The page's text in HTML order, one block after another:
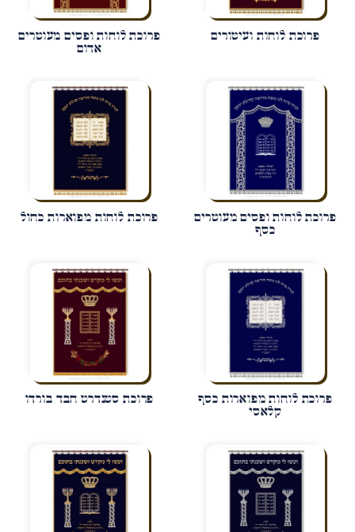
פרוכת לוחות ועיטורים
פרוכת לוחות ופסים מעוטרים
אדום
פרוכת לוחות ופסים מעוטרים
כסף
פרוכת לוחות מפוארות כחול
פרוכת לוחות מפוארות כסף
קלאסי
פרוכת סטנדרט חבד בורדו